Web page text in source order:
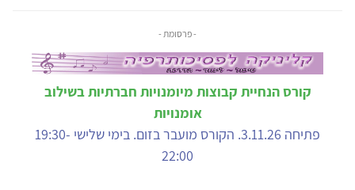
- פרסומת -
קורס הנחיית קבוצות מיומנויות חברתיות בשילוב
אומנויות
פתיחה 3.11.26. הקורס מועבר בזום. בימי שלישי 19:30-
22:00